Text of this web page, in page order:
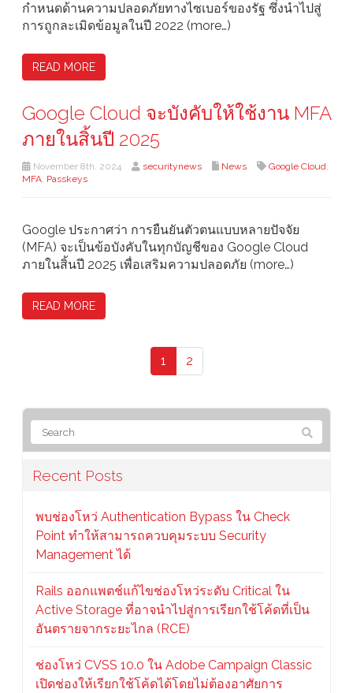
กำหนดด้านความปลอดภัยทางไซเบอร์ของรัฐ ซึ่งนำไปสู่
การถูกละเมิดข้อมูลในปี 2022 (more…)
READ MORE
Google Cloud จะบังคับให้ใช้งาน MFA
ภายในสิ้นปี 2025
November 8th, 2024 securitynews News Google Cloud,
MFA, Passkeys
Google ประกาศว่า การยืนยันตัวตนแบบหลายปัจจัย
(MFA) จะเป็นข้อบังคับในทุกบัญชีของ Google Cloud
ภายในสิ้นปี 2025 เพื่อเสริมความปลอดภัย (more…)
READ MORE
1 2
Recent Posts
พบช่องโหว่ Authentication Bypass ใน Check
Point ทำให้สามารถควบคุมระบบ Security
Management ได้
Rails ออกแพตช์แก้ไขช่องโหว่ระดับ Critical ใน
Active Storage ที่อาจนำไปสู่การเรียกใช้โค้ดที่เป็น
อันตรายจากระยะไกล (RCE)
ช่องโหว่ CVSS 10.0 ใน Adobe Campaign Classic
เปิดช่องให้เรียกใช้โค้ดได้โดยไม่ต้องอาศัยการ